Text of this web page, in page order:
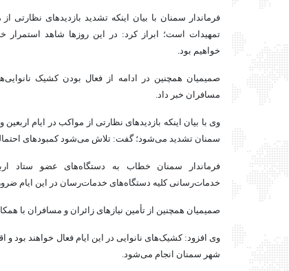
فرماندار سمنان با بیان اینکه تشدید بازدیدهای
تمهیدات است؛ ابراز کرد: در این روزها شاهد استمرار
خواهیم بود.
صمیمیان همچنین در ادامه از فعال بودن کشیک
مسافران خبر داد.
وی با بیان اینکه بازدیدهای نظارتی از مواکب در ایام
سمنان تشدید می‌شود؛ گفت: تلاش می‌شود کمبودهای
فرماندار سمنان خطاب به دستگاه‌های عضو ستاد
خدمات‌رسانی کلیه دستگاه‌هایخدمات‌رسان در این ایام
صمیمیان همچنین از تأمین نیازهای زائران و مسافران با
وی افزود: کشیک‌های نانوایی در این ایام فعال خواهند بود و
شهر سمنان انجام می‌شود.